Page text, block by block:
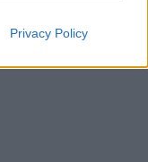
Privacy Policy